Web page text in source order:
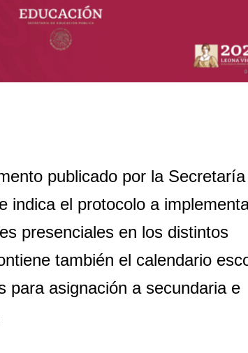
publicado por la
indica el protocolo a
presenciales en los distintos
también el calendario
para asignación a secundaria e